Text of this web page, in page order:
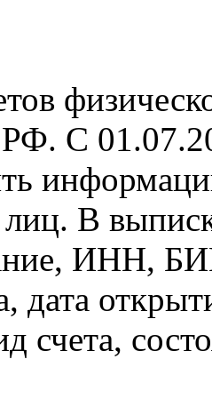
С
В
ИНН,
дата
счета,